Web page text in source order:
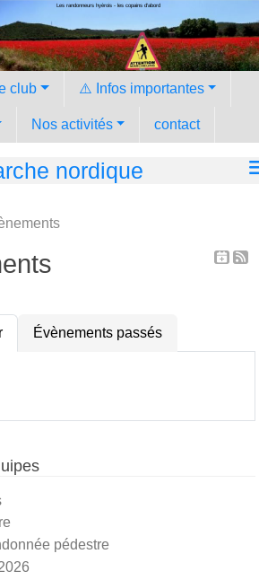
Les randonneurs hyèrois - les copains d'abord
club ⚠️ Infos importantes
Nos activités contact
nordique
Évènements passés
pédestre
cookies